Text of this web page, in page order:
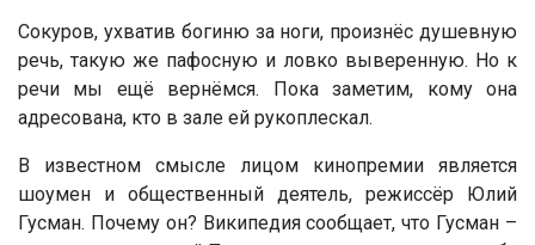
Сокуров, ухватив богиню за ноги, произнёс душевную
речь, такую же пафосную и ловко выверенную. Но к
речи мы ещё вернёмся. Пока заметим, кому она
адресована, кто в зале ей рукоплескал.
В известном смысле лицом кинопремии является
шоумен и общественный деятель, режиссёр Юлий
Гусман. Почему он? Википедия сообщает, что Гусман –